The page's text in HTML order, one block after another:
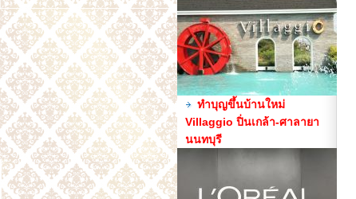
ทำบุญขึ้นบ้านใหม่
Villaggio ปิ่นเกล้า-ศาลายา
นนทบุรี